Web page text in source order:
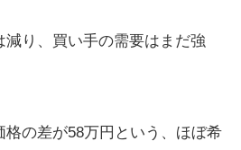
り、買い手の需要はまだ強
の差が58万円という、ほぼ希